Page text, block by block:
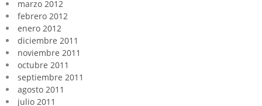
marzo 2012
febrero 2012
enero 2012
diciembre 2011
noviembre 2011
octubre 2011
septiembre 2011
agosto 2011
julio 2011